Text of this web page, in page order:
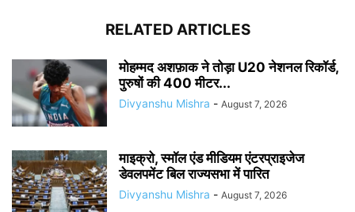
RELATED ARTICLES
मोहम्मद अशफ़ाक ने तोड़ा U20 नेशनल रिकॉर्ड,
पुरुषों की 400 मीटर...
Divyanshu Mishra - August 7, 2026
माइक्रो, स्मॉल एंड मीडियम एंटरप्राइजेज
डेवलपमेंट बिल राज्यसभा में पारित
Divyanshu Mishra - August 7, 2026